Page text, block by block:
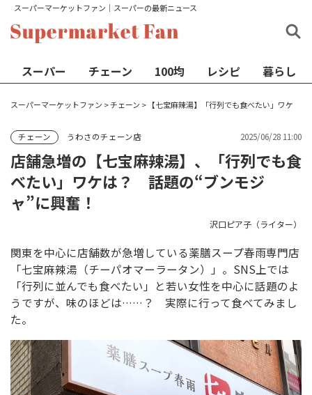
スーパーマーケットファン│スーパーの最新ニュース
スーパー チェーン 100均 レシピ 暮らし
スーパーマーケットファン >チェーン > 【七宝麻辣湯】「行列でも食べたい」ワケ
チェーン うわさのチェーン店 2025/06/28 11:00
店舗急増の【七宝麻辣湯】、「行列でも食
べたい」ワケは？ 話題の“ブンモジ
ャ”に興奮！
沢口ピア子（ライター）
関東を中心に店舗数が急増している薬膳スープ春雨専門店
「七宝麻辣湯（チーパオマーラータン）」。SNS上では
「行列に並んでも食べたい」と若い女性を中心に話題のよ
うですが、味のほどは……？ 実際に行って食べてみまし
た。